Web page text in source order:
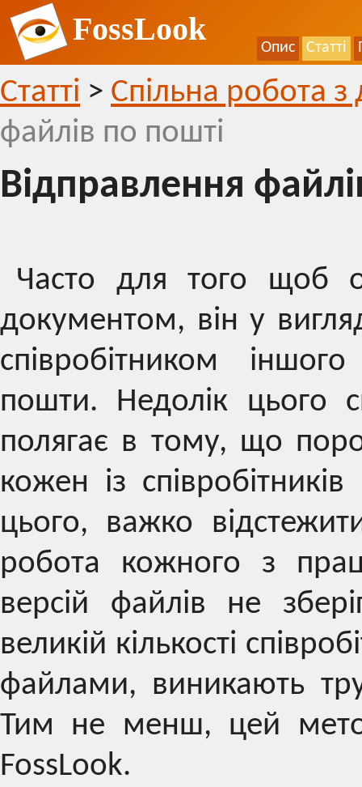
FossLook
Опис Статті
Статті > Спільна робота
файлів по пошті
Відправлення
Часто для того щоб
документом, він у
співробітником
пошти. Недолік цього
полягає в тому, що
кожен із
цього, важко
робота кожного з
версій файлів не
великій кількості
файлами, виникають
Тим не менш, цей
FossLook.